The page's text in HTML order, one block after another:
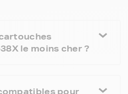
le moins cher ?
pour